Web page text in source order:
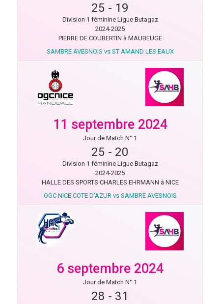
25 - 19
Division 1 féminine Ligue Butagaz
2024-2025
PIERRE DE COUBERTIN à MAUBEUGE
SAMBRE AVESNOIS vs ST AMAND LES EAUX
11 septembre 2024
Jour de Match N° 1
25 - 20
Division 1 féminine Ligue Butagaz
2024-2025
HALLE DES SPORTS CHARLES EHRMANN à NICE
OGC NICE COTE D'AZUR vs SAMBRE AVESNOIS
6 septembre 2024
Jour de Match N° 1
28 - 31